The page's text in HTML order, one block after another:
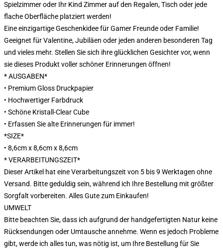
Spielzimmer oder Ihr Kind Zimmer auf den Regalen, Tisch oder jede
flache Oberfläche platziert werden!
Eine einzigartige Geschenkidee für Gamer Freunde oder Familie!
Geeignet für Valentine, Jubiläen oder jeden anderen besonderen Tag
und vieles mehr. Stellen Sie sich ihre glücklichen Gesichter vor, wenn
sie dieses Produkt voller schöner Erinnerungen öffnen!
* AUSGABEN*
• Premium Gloss Druckpapier
• Hochwertiger Farbdruck
• Schöne Kristall-Clear Cube
• Erfassen Sie alte Erinnerungen für immer!
*SIZE*
• 8,6cm x 8,6cm x 8,6cm
* VERARBEITUNGSZEIT*
Dieser Artikel hat eine Verarbeitungszeit von 5 bis 9 Werktagen ohne
Versand. Bitte geduldig sein, während ich Ihre Bestellung mit größter
Sorgfalt vorbereiten. Alles Gute zum Einkaufen!
UMWELT
Bitte beachten Sie, dass ich aufgrund der handgefertigten Natur keine
Rücksendungen oder Umtausche annehme. Wenn es jedoch Probleme
gibt, werde ich alles tun, was nötig ist, um Ihre Bestellung für Sie